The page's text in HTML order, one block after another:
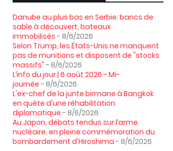
Danube au plus bas en Serbie: bancs de
sable à découvert, bateaux
immobilisés - 8/6/2026
Selon Trump, les États-Unis ne manquent
pas de munitions et disposent de "stocks
massifs" - 8/6/2026
L’info du jour | 6 août 2026 - Mi-
journée - 8/6/2026
L'ex-chef de la junte birmane à Bangkok
en quête d'une réhabilitation
diplomatique - 8/6/2026
Au Japon, débats tendus sur l’arme
nucléaire, en pleine commémoration du
bombardement d'Hiroshima - 8/6/2026